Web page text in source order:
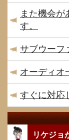
また機会が
す。
サブウーフ
オーディオ
すぐに対応
リケジョ